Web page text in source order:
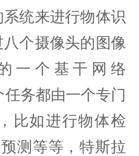
系统来进行物体识
个摄像头的图像
一个基干网络
任务都由一个专门
比如进行物体检
测等等，特斯拉